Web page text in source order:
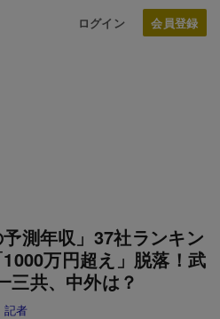
ログイン
測年収」37社ランキン
万円超え」脱落！武
三共、中外は？
記者